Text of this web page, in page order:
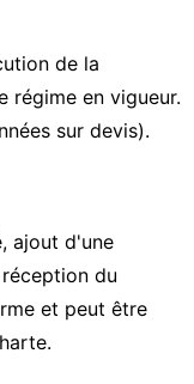
de la
régime en vigueur.
sur devis).
ajout d'une
du
et peut être